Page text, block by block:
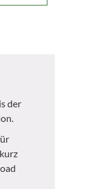
der